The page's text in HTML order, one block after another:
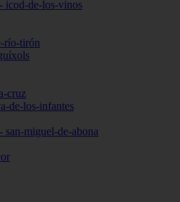
icod-de-los-vinos
río-tirón
cruz
de-los-infantes
san-miguel-de-abona